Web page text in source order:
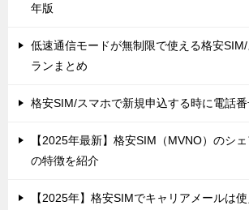
年版
低速通信モードが無制限で使える格安
ランまとめ
格安SIM/スマホで新規申込する時に電話
【2025年最新】格安SIM（MVNO）のシ
の特徴を紹介
【2025年】格安SIMでキャリアメールは